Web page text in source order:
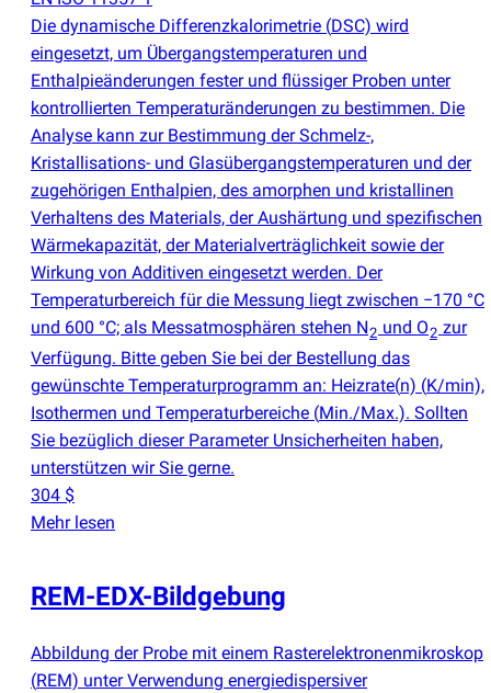
Die dynamische Differenzkalorimetrie (DSC) wird
eingesetzt, um Übergangstemperaturen und
Enthalpieänderungen fester und flüssiger Proben unter
kontrollierten Temperaturänderungen zu bestimmen. Die
Analyse kann zur Bestimmung der Schmelz-,
Kristallisations- und Glasübergangstemperaturen und der
zugehörigen Enthalpien, des amorphen und kristallinen
Verhaltens des Materials, der Aushärtung und spezifischen
Wärmekapazität, der Materialverträglichkeit sowie der
Wirkung von Additiven eingesetzt werden. Der
Temperaturbereich für die Messung liegt zwischen −170 °C
und 600 °C; als Messatmosphären stehen N2 und O2 zur
Verfügung. Bitte geben Sie bei der Bestellung das
gewünschte Temperaturprogramm an: Heizrate(n) (K/min),
Isothermen und Temperaturbereiche (Min./Max.). Sollten
Sie bezüglich dieser Parameter Unsicherheiten haben,
unterstützen wir Sie gerne.
304 $
Mehr lesen
REM-EDX-Bildgebung
Abbildung der Probe mit einem Rasterelektronenmikroskop
(REM) unter Verwendung energiedispersiver